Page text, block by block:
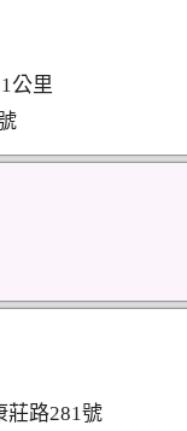
公里
莊路281號